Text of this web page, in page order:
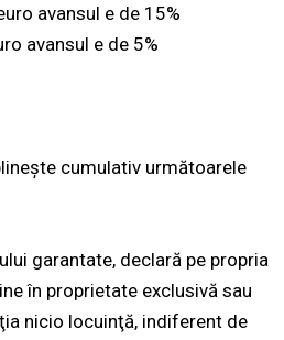
avansul e de 15%
avansul e de 5%
cumulativ următoarele
garantate, declară pe propria
în proprietate exclusivă sau
nicio locuinţă, indiferent de